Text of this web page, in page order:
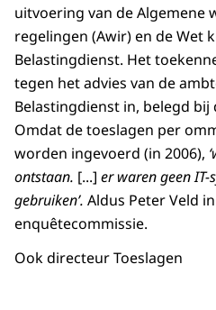
uitvoering van de Algemene
regelingen (Awir) en de Wet
Belastingdienst. Het
tegen het advies van de
Belastingdienst in, belegd
Omdat de toeslagen per
worden ingevoerd (in 2006),
ontstaan. [...] er waren geen IT-
gebruiken’. Aldus Peter Veld
enquêtecommissie.
Ook directeur Toeslagen